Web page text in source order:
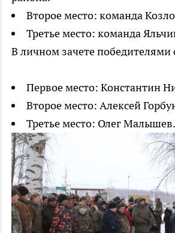
Второе место: команда
Третье место: команда
В личном зачете победителями
Первое место: Константин
Второе место: Алексей
Третье место: Олег Малышев.